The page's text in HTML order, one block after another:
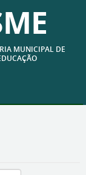
MUNICIPAL DE